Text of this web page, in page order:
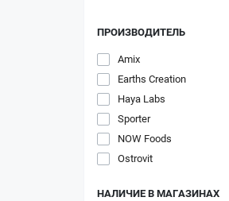
ПРОИЗВОДИТЕЛЬ
Amix
Earths Creation
Haya Labs
Sporter
NOW Foods
Ostrovit
НАЛИЧИЕ В МАГАЗИНАХ